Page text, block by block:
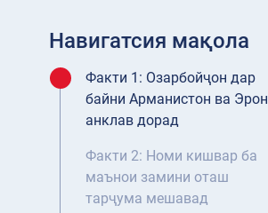
Навигатсия мақола
Факти 1: Озарбойҷон дар
байни Арманистон ва Эрон
анклав дорад
Факти 2: Номи кишвар ба
маънои замини оташ
тарҷума мешавад